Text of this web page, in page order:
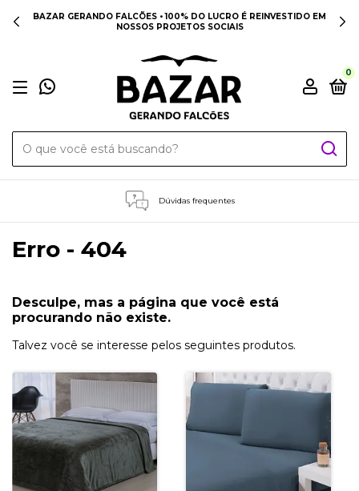
BAZAR GERANDO FALCÕES • 100% DO LUCRO É REINVESTIDO EM
NOSSOS PROJETOS SOCIAIS
0
Dúvidas frequentes
Erro - 404
Desculpe, mas a página que você está
procurando não existe.
Talvez você se interesse pelos seguintes produtos.